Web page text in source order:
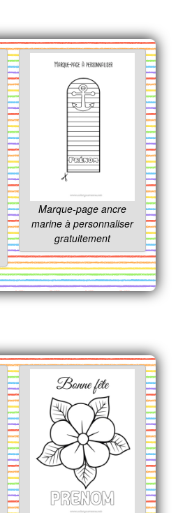
Marque-page ancre
marine à personnaliser
gratuitement